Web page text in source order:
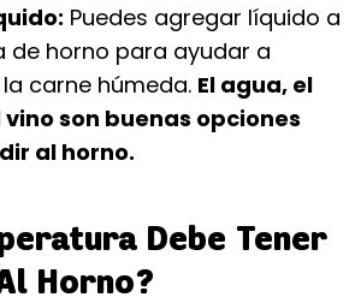
Puedes agregar líquido a
de horno para ayudar a
carne húmeda. El agua, el
vino son buenas opciones
al horno.
Debe Tener
Horno?